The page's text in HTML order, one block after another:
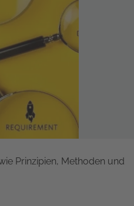
Prinzipien, Methoden und